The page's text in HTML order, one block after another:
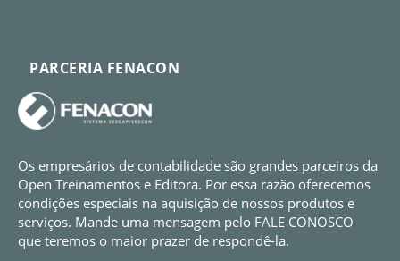
PARCERIA FENACON
Os empresários de contabilidade são grandes parceiros da
Open Treinamentos e Editora. Por essa razão oferecemos
condições especiais na aquisição de nossos produtos e
serviços. Mande uma mensagem pelo FALE CONOSCO
que teremos o maior prazer de respondê-la.